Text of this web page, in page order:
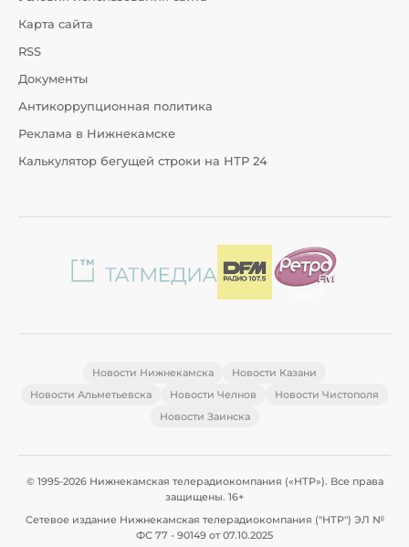
Карта сайта
RSS
Документы
Антикоррупционная политика
Реклама в Нижнекамске
Калькулятор бегущей строки на НТР 24
Новости Нижнекамска
Новости Казани
Новости Альметьевска
Новости Челнов
Новости Чистополя
Новости Заинска
© 1995-2026 Нижнекамская телерадиокомпания («НТР»). Все права
защищены. 16+
Сетевое издание Нижнекамская телерадиокомпания ("НТР") ЭЛ №
ФС 77 - 90149 от 07.10.2025